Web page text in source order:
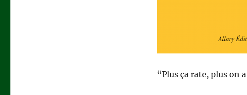
“Plus ça rate, plus on